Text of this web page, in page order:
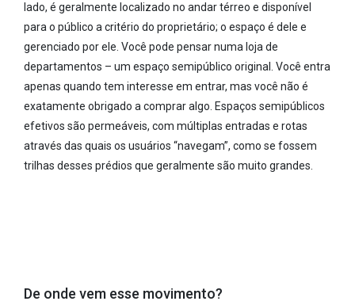
lado, é geralmente localizado no andar térreo e disponível
para o público a critério do proprietário; o espaço é dele e
gerenciado por ele. Você pode pensar numa loja de
departamentos – um espaço semipúblico original. Você entra
apenas quando tem interesse em entrar, mas você não é
exatamente obrigado a comprar algo. Espaços semipúblicos
efetivos são permeáveis, com múltiplas entradas e rotas
através das quais os usuários “navegam”, como se fossem
trilhas desses prédios que geralmente são muito grandes.
De onde vem esse movimento?